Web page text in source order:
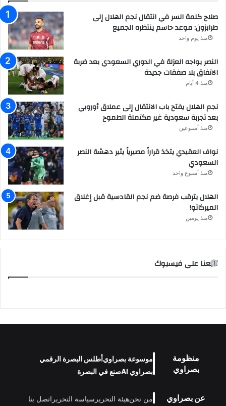
صلاح كلمة السر في انتقال نجم الهلال إلى
طرابزون: موعد حاسم ينتظره الجميع
منذ يوم واحد
النصر يواجه العزلة في الدوري السعودي بعد ضربة
الاتفاق بلا صفقات جديدة
منذ 4 أيام
نجم الهلال يفتح باب الانتقال إلى عملاق أوروبي
بعد تجربة سعودية غير مكتملة الطموح
منذ أسبوعين
نواف العقيدي يتخذ قراراً مصيرياً يثير دهشة النصر
السعودي
منذ أسبوع واحد
الهلال يترقب فرصة ضم نجم القادسية قبل إغلاق
الميركاتو!
منذ يومين
تابعنا على فيسبوك
منظومة
بصراوي
موسوعة بصراويأطلس البصرة الرقمي
بصراوي AI
صنع في البصرة
عن بصراوي من نحنهيئة التحرير سياسة التحرير اتصل بنا